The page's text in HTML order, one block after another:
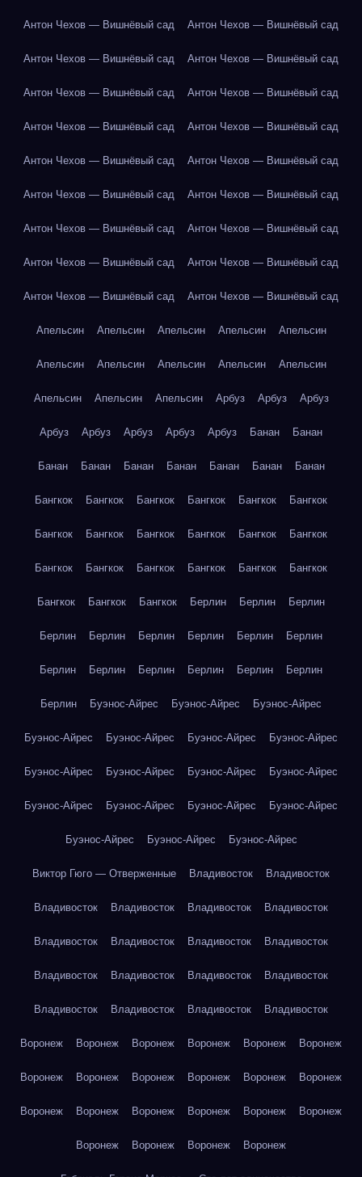
Антон Чехов — Вишнёвый сад Антон Чехов — Вишнёвый сад
Антон Чехов — Вишнёвый сад Антон Чехов — Вишнёвый сад
Антон Чехов — Вишнёвый сад Антон Чехов — Вишнёвый сад
Антон Чехов — Вишнёвый сад Антон Чехов — Вишнёвый сад
Антон Чехов — Вишнёвый сад Антон Чехов — Вишнёвый сад
Антон Чехов — Вишнёвый сад Антон Чехов — Вишнёвый сад
Антон Чехов — Вишнёвый сад Антон Чехов — Вишнёвый сад
Антон Чехов — Вишнёвый сад Антон Чехов — Вишнёвый сад
Антон Чехов — Вишнёвый сад Антон Чехов — Вишнёвый сад
Апельсин Апельсин Апельсин Апельсин Апельсин
Апельсин Апельсин Апельсин Апельсин Апельсин
Апельсин Апельсин Апельсин Арбуз Арбуз Арбуз
Арбуз Арбуз Арбуз Арбуз Арбуз Банан Банан
Банан Банан Банан Банан Банан Банан Банан
Бангкок Бангкок Бангкок Бангкок Бангкок Бангкок
Бангкок Бангкок Бангкок Бангкок Бангкок Бангкок
Бангкок Бангкок Бангкок Бангкок Бангкок Бангкок
Бангкок Бангкок Бангкок Берлин Берлин Берлин
Берлин Берлин Берлин Берлин Берлин Берлин
Берлин Берлин Берлин Берлин Берлин Берлин
Берлин Буэнос-Айрес Буэнос-Айрес Буэнос-Айрес
Буэнос-Айрес Буэнос-Айрес Буэнос-Айрес Буэнос-Айрес
Буэнос-Айрес Буэнос-Айрес Буэнос-Айрес Буэнос-Айрес
Буэнос-Айрес Буэнос-Айрес Буэнос-Айрес Буэнос-Айрес
Буэнос-Айрес Буэнос-Айрес Буэнос-Айрес
Виктор Гюго — Отверженные Владивосток Владивосток
Владивосток Владивосток Владивосток Владивосток
Владивосток Владивосток Владивосток Владивосток
Владивосток Владивосток Владивосток Владивосток
Владивосток Владивосток Владивосток Владивосток
Воронеж Воронеж Воронеж Воронеж Воронеж Воронеж
Воронеж Воронеж Воронеж Воронеж Воронеж Воронеж
Воронеж Воронеж Воронеж Воронеж Воронеж Воронеж
Воронеж Воронеж Воронеж Воронеж